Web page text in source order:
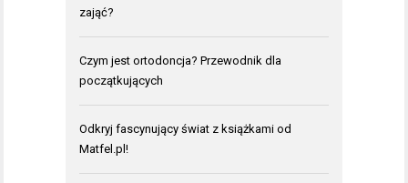
zająć?
Czym jest ortodoncja? Przewodnik dla
początkujących
Odkryj fascynujący świat z książkami od
Matfel.pl!